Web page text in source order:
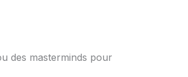
des masterminds pour